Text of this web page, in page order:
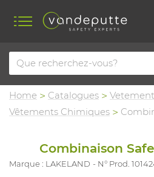
Home Catalogues
Vêtements Chimiques
Combinaison
Marque : LAKELAND N° Prod.